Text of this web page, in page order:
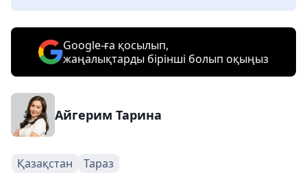
Google-ға қосылып,
жаңалықтарды бірінші болып оқыңыз
Айгерим Тарина
Қазақстан Тараз